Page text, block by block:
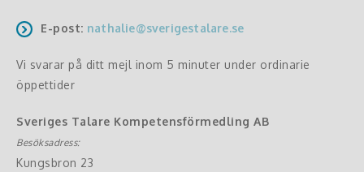
E-post: nathalie@sverigestalare.se
Vi svarar på ditt mejl inom 5 minuter under ordinarie
öppettider
Sveriges Talare Kompetensförmedling AB
Besöksadress:
Kungsbron 23